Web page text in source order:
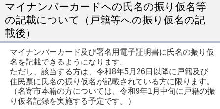
マイナンバーカードへの氏名の振り仮名等
の記載について（戸籍等への振り仮名の記
載後）
マイナンバーカード及び署名用電子証明書に氏名の振り仮
名を記載できるようになります。
ただし、該当する方は、令和8年5月26日以降に戸籍及び
住民票に氏名の振り仮名が記載されている方に限ります。
（名寄市本籍の方については、令和9年1月中旬に戸籍の振
り仮名記録を実施する予定です。）